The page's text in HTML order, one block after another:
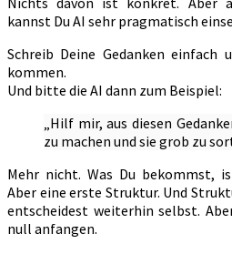
kannst Du AI sehr pragmatisch
Schreib Deine Gedanken
kommen.
Und bitte die AI dann zum Beispiel:
„Hilf mir, aus diesen
zu machen und sie grob zu
Mehr nicht. Was Du bekommst,
Aber eine erste Struktur. Und
entscheidest weiterhin selbst.
null anfangen.